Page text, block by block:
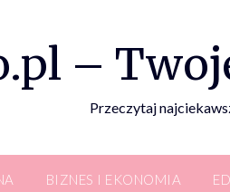
–
Przeczytaj
BIZNES I EKONOMIA